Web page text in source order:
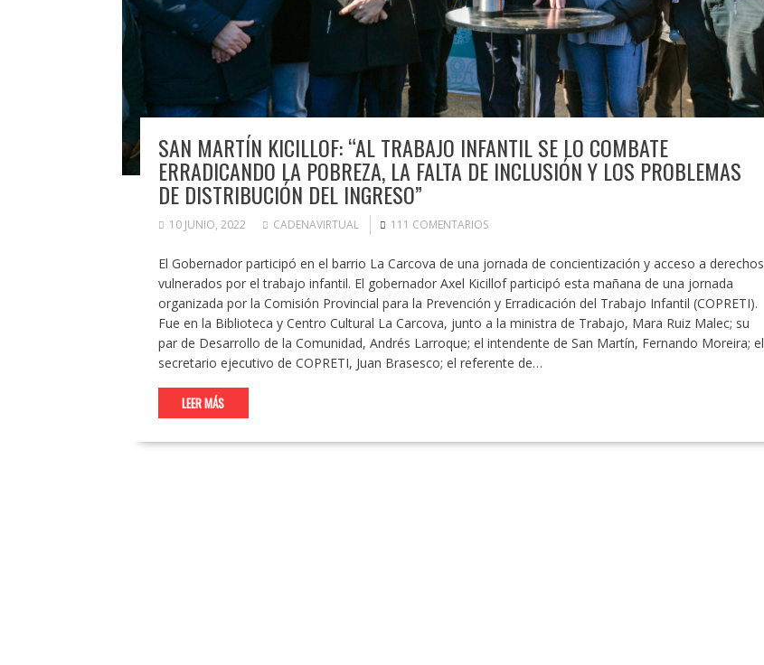
SAN MARTÍN KICILLOF: “AL TRABAJO INFANTIL SE LO COMBATE
ERRADICANDO LA POBREZA, LA FALTA DE INCLUSIÓN Y LOS PROBLEMAS
DE DISTRIBUCIÓN DEL INGRESO”
10 JUNIO, 2022 CADENAVIRTUAL 111 COMENTARIOS
El Gobernador participó en el barrio La Carcova de una jornada de concientización y acceso a derechos
vulnerados por el trabajo infantil. El gobernador Axel Kicillof participó esta mañana de una jornada
organizada por la Comisión Provincial para la Prevención y Erradicación del Trabajo Infantil (COPRETI).
Fue en la Biblioteca y Centro Cultural La Carcova, junto a la ministra de Trabajo, Mara Ruiz Malec; su
par de Desarrollo de la Comunidad, Andrés Larroque; el intendente de San Martín, Fernando Moreira; el
secretario ejecutivo de COPRETI, Juan Brasesco; el referente de…
LEER MÁS